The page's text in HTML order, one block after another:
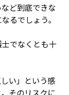
ど到底できな
るでしょう。
でなくとも十
い」という感
そのリスクに